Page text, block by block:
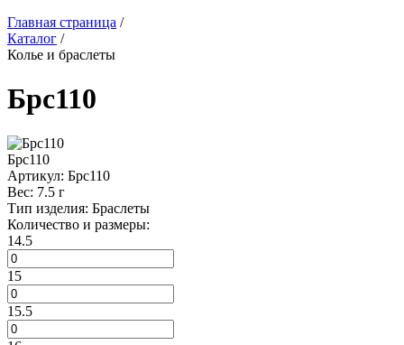
Главная страница /
Каталог /
Колье и браслеты
Брс110
Брс110
Артикул: Брс110
Вес: 7.5 г
Тип изделия: Браслеты
Количество и размеры:
14.5
15
15.5